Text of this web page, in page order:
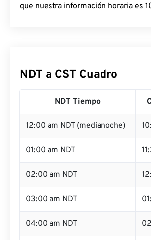
que nuestra información horaria es
NDT a CST Cuadro
NDT Tiempo
12:00 am NDT (medianoche)
01:00 am NDT
02:00 am NDT
03:00 am NDT
04:00 am NDT